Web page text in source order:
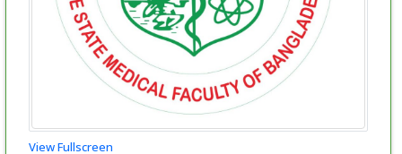
View Fullscreen